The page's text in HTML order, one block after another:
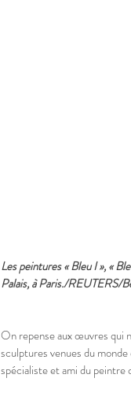
Les peintures « Bleu I », «
Palais, à Paris./REUTERS/
On repense aux œuvres qui
sculptures venues du
spécialiste et ami du peintre